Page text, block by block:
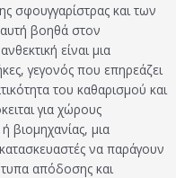
σφουγγαρίστρας και των
βοηθά στον
είναι μια
γεγονός που επηρεάζει
του καθαρισμού και
για χώρους
βιομηχανίας, μια
να παράγουν
απόδοσης και